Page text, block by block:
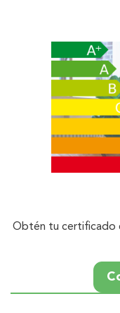
Obtén tu certificado